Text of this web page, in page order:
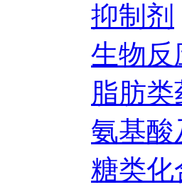
抑制剂
生物反
脂肪类
氨基酸
糖类化